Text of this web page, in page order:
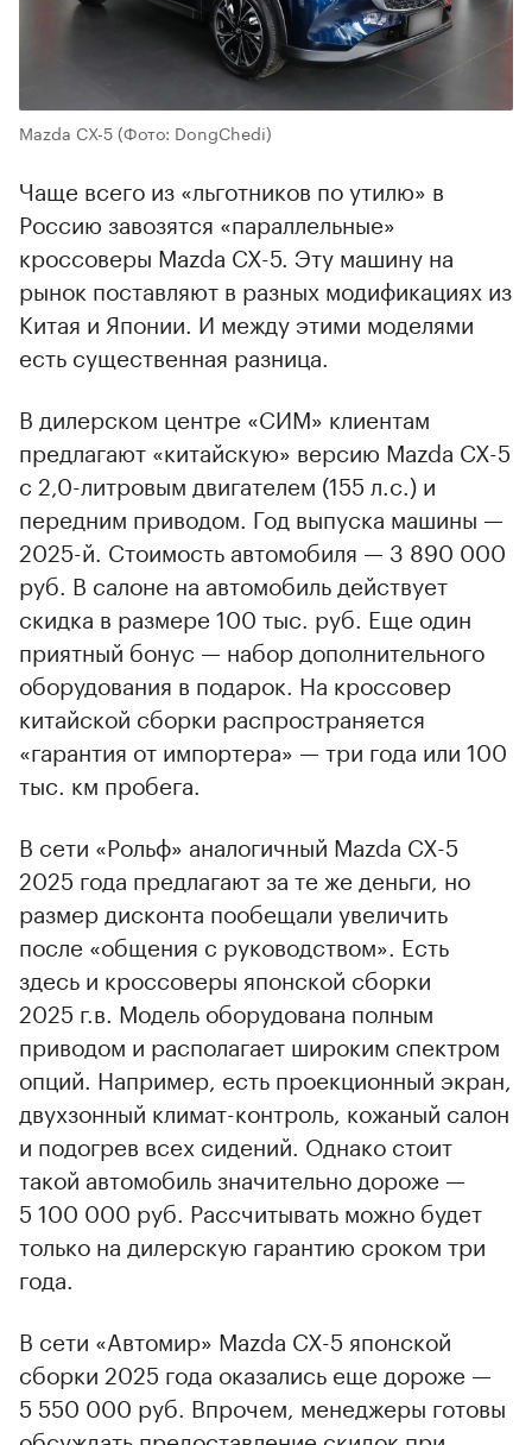
Mazda CX-5(Фото: DongChedi)
Чаще всего из «льготников по утилю» в
Россию завозятся «параллельные»
кроссоверы Mazda CX-5. Эту машину на
рынок поставляют в разных модификациях из
Китая и Японии. И между этими моделями
есть существенная разница.
В дилерском центре «СИМ» клиентам
предлагают «китайскую» версию Mazda CX-5
c 2,0-литровым двигателем (155 л.с.) и
передним приводом. Год выпуска машины —
2025-й. Стоимость автомобиля — 3 890 000
руб. В салоне на автомобиль действует
скидка в размере 100 тыс. руб. Еще один
приятный бонус — набор дополнительного
оборудования в подарок. На кроссовер
китайской сборки распространяется
«гарантия от импортера» — три года или 100
тыс. км пробега.
В сети «Рольф» аналогичный Mazda CX-5
2025 года предлагают за те же деньги, но
размер дисконта пообещали увеличить
после «общения с руководством». Есть
здесь и кроссоверы японской сборки
2025 г.в. Модель оборудована полным
приводом и располагает широким спектром
опций. Например, есть проекционный экран,
двухзонный климат-контроль, кожаный салон
и подогрев всех сидений. Однако стоит
такой автомобиль значительно дороже —
5 100 000 руб. Рассчитывать можно будет
только на дилерскую гарантию сроком три
года.
В сети «Автомир» Mazda CX-5 японской
сборки 2025 года оказались еще дороже —
5 550 000 руб. Впрочем, менеджеры готовы